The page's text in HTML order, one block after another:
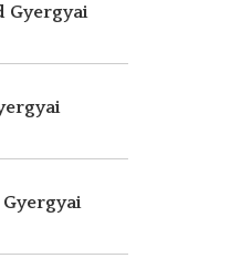
Gyergyai
Gyergyai